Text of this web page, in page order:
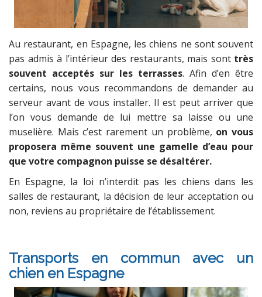
Au restaurant, en Espagne, les chiens ne sont souvent
pas admis à l’intérieur des restaurants, mais sont très
souvent acceptés sur les terrasses. Afin d’en être
certains, nous vous recommandons de demander au
serveur avant de vous installer. Il est peut arriver que
l’on vous demande de lui mettre sa laisse ou une
muselière. Mais c’est rarement un problème, on vous
proposera même souvent une gamelle d’eau pour
que votre compagnon puisse se désaltérer.
En Espagne, la loi n’interdit pas les chiens dans les
salles de restaurant, la décision de leur acceptation ou
non, reviens au propriétaire de l’établissement.
Transports en commun avec un
chien en Espagne